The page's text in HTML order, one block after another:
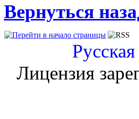
Вернуться
Лицензия